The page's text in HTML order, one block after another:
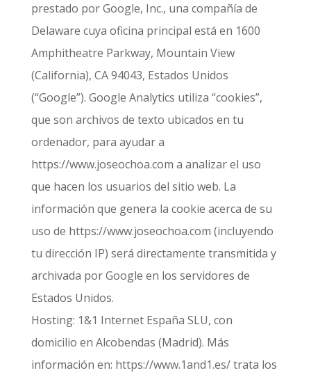
prestado por Google, Inc., una compañía de
Delaware cuya oficina principal está en 1600
Amphitheatre Parkway, Mountain View
(California), CA 94043, Estados Unidos
(“Google”). Google Analytics utiliza “cookies”,
que son archivos de texto ubicados en tu
ordenador, para ayudar a
https://www.joseochoa.com a analizar el uso
que hacen los usuarios del sitio web. La
información que genera la cookie acerca de su
uso de https://www.joseochoa.com (incluyendo
tu dirección IP) será directamente transmitida y
archivada por Google en los servidores de
Estados Unidos.
Hosting: 1&1 Internet España SLU, con
domicilio en Alcobendas (Madrid). Más
información en: https://www.1and1.es/ trata los